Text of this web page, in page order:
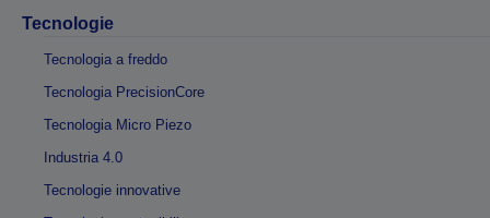
Tecnologie
Tecnologia a freddo
Tecnologia PrecisionCore
Tecnologia Micro Piezo
Industria 4.0
Tecnologie innovative